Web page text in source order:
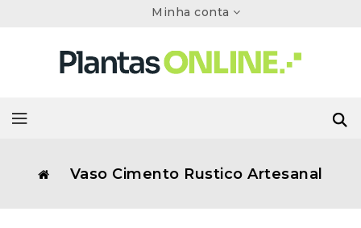
Minha conta
Vaso Cimento Rustico Artesanal